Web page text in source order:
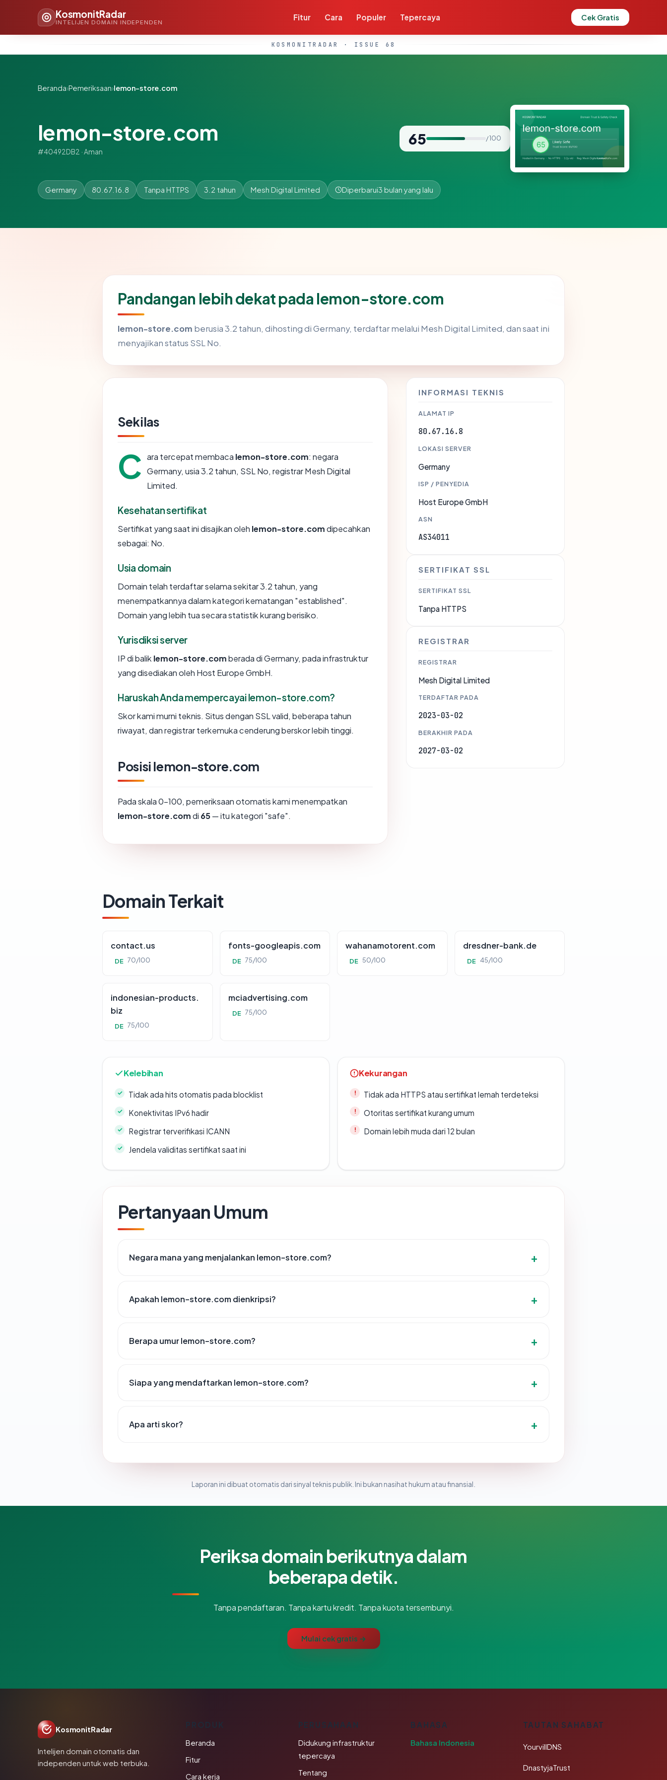
KosmonitRadar
INTELIJEN DOMAIN INDEPENDEN
Fitur Cara Populer Tepercaya Cek Gratis
KOSMONITRADAR · ISSUE 68
Beranda›Pemeriksaan›lemon-store.com
lemon-store.com
#40492DB2 · Aman
65 / 100
Germany 80.67.16.8 Tanpa HTTPS 3.2 tahun Mesh Digital Limited Diperbarui3 bulan yang lalu
Pandangan lebih dekat pada lemon-store.com
lemon-store.com berusia 3.2 tahun, dihosting di Germany, terdaftar melalui Mesh Digital Limited, dan saat ini
menyajikan status SSL No.
Sekilas
C ara tercepat membaca lemon-store.com: negara
Germany, usia 3.2 tahun, SSL No, registrar Mesh Digital
Limited.
Kesehatan sertifikat
Sertifikat yang saat ini disajikan oleh lemon-store.comdipecahkan
sebagai: No.
Usia domain
Domain telah terdaftar selama sekitar 3.2 tahun, yang
menempatkannya dalam kategori kematangan "established".
Domain yang lebih tua secara statistik kurang berisiko.
Yurisdiksi server
IP di balik lemon-store.comberada di Germany, pada infrastruktur
yang disediakan oleh Host Europe GmbH.
Haruskah Anda mempercayai lemon-store.com?
Skor kami murni teknis. Situs dengan SSL valid, beberapa tahun
riwayat, dan registrar terkemuka cenderung berskor lebih tinggi.
Posisi lemon-store.com
Pada skala 0-100, pemeriksaan otomatis kami menempatkan
lemon-store.comdi 65— itu kategori "safe".
INFORMASI TEKNIS
ALAMAT IP
80.67.16.8
LOKASI SERVER
Germany
ISP / PENYEDIA
Host Europe GmbH
ASN
AS34011
SERTIFIKAT SSL
SERTIFIKAT SSL
Tanpa HTTPS
REGISTRAR
REGISTRAR
Mesh Digital Limited
TERDAFTAR PADA
2023-03-02
BERAKHIR PADA
2027-03-02
Domain Terkait
contact.us
DE 70/100
fonts-googleapis.com
DE 75/100
wahanamotorent.com
DE 50/100
dresdner-bank.de
DE 45/100
indonesian-products.
biz
DE 75/100
mciadvertising.com
DE 75/100
Kelebihan
Tidak ada hits otomatis pada blocklist
Konektivitas IPv6 hadir
Registrar terverifikasi ICANN
Jendela validitas sertifikat saat ini
Kekurangan
Tidak ada HTTPS atau sertifikat lemah terdeteksi
Otoritas sertifikat kurang umum
Domain lebih muda dari 12 bulan
Pertanyaan Umum
Negara mana yang menjalankan lemon-store.com?
Apakah lemon-store.com dienkripsi?
Berapa umur lemon-store.com?
Siapa yang mendaftarkan lemon-store.com?
Apa arti skor?
Laporan ini dibuat otomatis dari sinyal teknis publik. Ini bukan nasihat hukum atau finansial.
Periksa domain berikutnya dalam
beberapa detik.
Tanpa pendaftaran. Tanpa kartu kredit. Tanpa kuota tersembunyi.
Mulai cek gratis →
KosmonitRadar
Intelijen domain otomatis dan
independen untuk web terbuka.
Beranda
Fitur
Cara kerja
PERUSAHAAN
Didukung infrastruktur
tepercaya
Tentang
BAHASA
Bahasa Indonesia
TAUTAN SAHABAT
YourvillDNS
DnastyjaTrust